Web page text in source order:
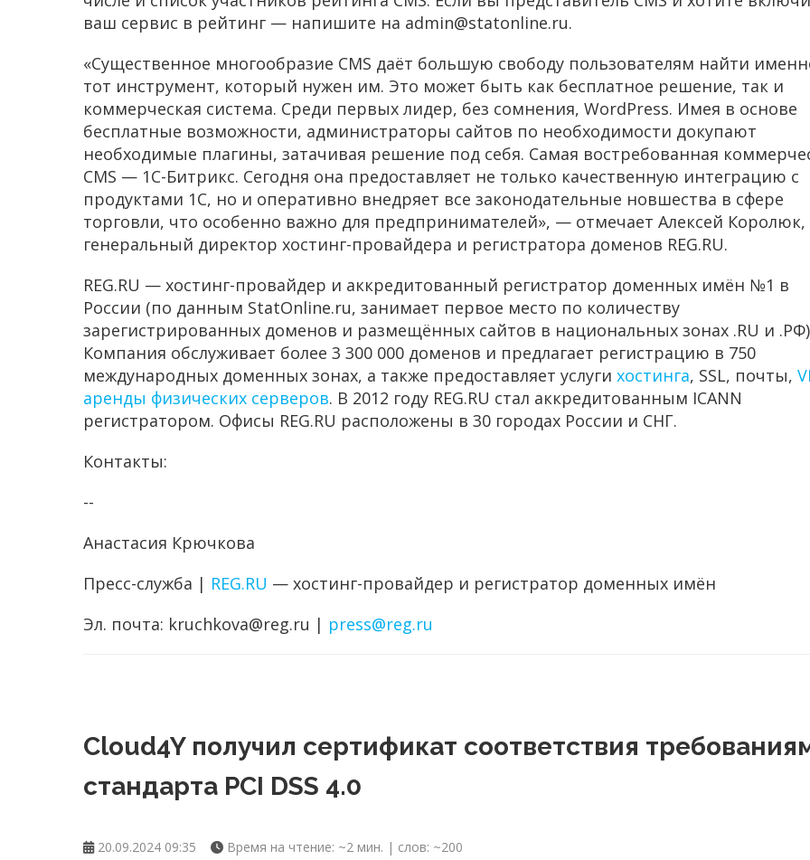
ваш сервис в рейтинг — напишите на admin@statonline.ru.
«Существенное многообразие CMS даёт большую свободу пользователям найти
тот инструмент, который нужен им. Это может быть как бесплатное решение, так и
коммерческая система. Среди первых лидер, без сомнения, WordPress. Имея в основе
бесплатные возможности, администраторы сайтов по необходимости докупают
необходимые плагины, затачивая решение под себя. Самая востребованная
CMS — 1С-Битрикс. Сегодня она предоставляет не только качественную интеграцию с
продуктами 1С, но и оперативно внедряет все законодательные новшества в сфере
торговли, что особенно важно для предпринимателей», — отмечает Алексей Королюк,
генеральный директор хостинг-провайдера и регистратора доменов REG.RU.
REG.RU — хостинг-провайдер и аккредитованный регистратор доменных имён №1 в
России (по данным StatOnline.ru, занимает первое место по количеству
зарегистрированных доменов и размещённых сайтов в национальных зонах .RU и
Компания обслуживает более 3 300 000 доменов и предлагает регистрацию в 750
международных доменных зонах, а также предоставляет услуги хостинга, SSL, почты,
аренды физических серверов. В 2012 году REG.RU стал аккредитованным ICANN
регистратором. Офисы REG.RU расположены в 30 городах России и СНГ.
Контакты:
--
Анастасия Крючкова
Пресс-служба | REG.RU — хостинг-провайдер и регистратор доменных имён
Эл. почта: kruchkova@reg.ru | press@reg.ru
Cloud4Y получил сертификат соответствия
стандарта PCI DSS 4.0
20.09.2024 09:35 Время на чтение: ~2 мин. | слов: ~200